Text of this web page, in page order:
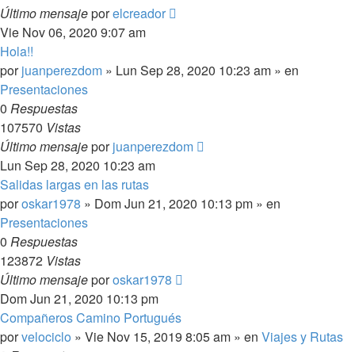
Último mensajeporelcreador
Vie Nov 06, 2020 9:07 am
Hola!!
porjuanperezdom » Lun Sep 28, 2020 10:23 am » en
Presentaciones
0 Respuestas
107570 Vistas
Último mensajeporjuanperezdom
Lun Sep 28, 2020 10:23 am
Salidas largas en las rutas
poroskar1978 » Dom Jun 21, 2020 10:13 pm » en
Presentaciones
0 Respuestas
123872 Vistas
Último mensajeporoskar1978
Dom Jun 21, 2020 10:13 pm
Compañeros Camino Portugués
porvelociclo » Vie Nov 15, 2019 8:05 am » en Viajes y Rutas